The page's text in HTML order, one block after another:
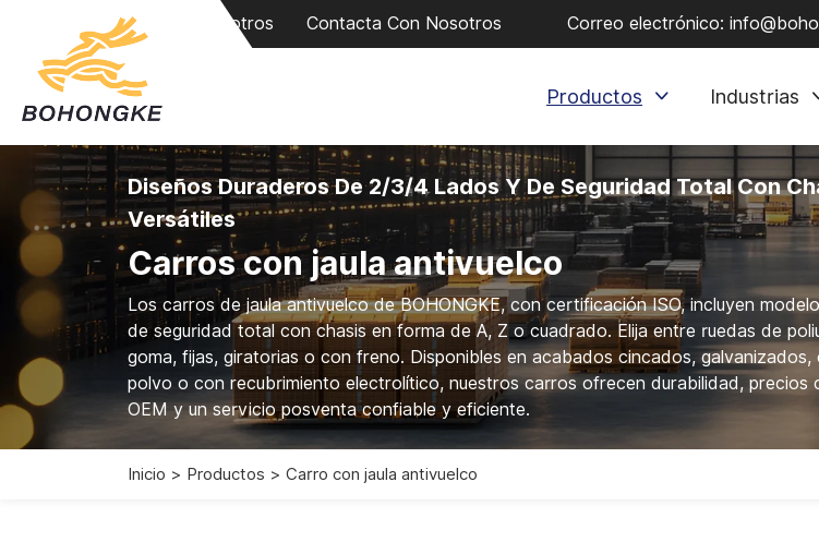
Correo electrónico:
Sobre Nosotros Contacta Con Nosotros
Productos Industrias
Diseños Duraderos De 2/3/4 Lados Y De Seguridad Total Con
Versátiles
Carros con jaula antivuelco
Los carros de jaula antivuelco de BOHONGKE, con certificación ISO, incluyen
de seguridad total con chasis en forma de A, Z o cuadrado. Elija entre ruedas de
goma, fijas, giratorias o con freno. Disponibles en acabados cincados,
polvo o con recubrimiento electrolítico, nuestros carros ofrecen durabilidad, precios
OEM y un servicio posventa confiable y eficiente.
Inicio Productos Carro con jaula antivuelco